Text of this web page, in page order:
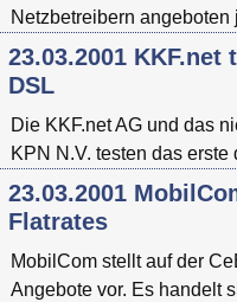
Netzbetreibern angeboten
23.03.2001
DSL
Die KKF.net AG und das
KPN N.V. testen das erste
23.03.2001
Flatrates
MobilCom stellt auf der
Angebote vor. Es handelt